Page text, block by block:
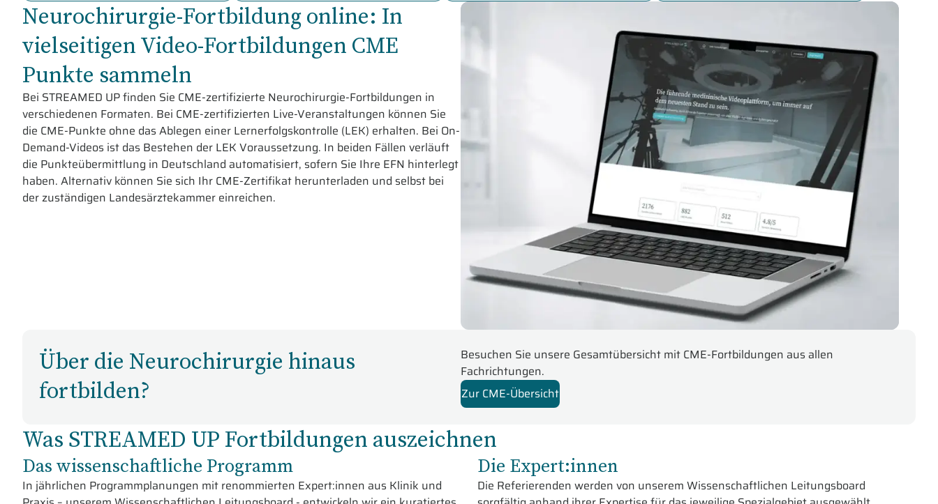
Neurochirurgie-Fortbildung online: In
vielseitigen Video-Fortbildungen CME
Punkte sammeln
Bei STREAMED UP finden Sie CME-zertifizierte Neurochirurgie-Fortbildungen in
verschiedenen Formaten. Bei CME-zertifizierten Live-Veranstaltungen können Sie
die CME-Punkte ohne das Ablegen einer Lernerfolgskontrolle (LEK) erhalten. Bei On-
Demand-Videos ist das Bestehen der LEK Voraussetzung. In beiden Fällen verläuft
die Punkteübermittlung in Deutschland automatisiert, sofern Sie Ihre EFN hinterlegt
haben. Alternativ können Sie sich Ihr CME-Zertifikat herunterladen und selbst bei
der zuständigen Landesärztekammer einreichen.
Über die Neurochirurgie hinaus
fortbilden?
Besuchen Sie unsere Gesamtübersicht mit CME-Fortbildungen aus allen
Fachrichtungen.
Zur CME-Übersicht
Was STREAMED UP Fortbildungen auszeichnen
Das wissenschaftliche Programm
In jährlichen Programmplanungen mit renommierten Expert:innen aus Klinik und
Die Expert:innen
Die Referierenden werden von unserem Wissenschaftlichen Leitungsboard